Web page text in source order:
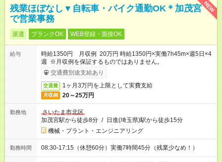
NEW
残業ほぼなし▼自転車・バイク通勤OK＊加茂宮
で営業事務
派遣 ブランクOK WEB登録・面接OK
給与
時給1350円 月収例 20万円 時給1350円×実働7h45m×週5日×4
週 ※月収例を保証するものではありません。
交通費別途支給あり
交通費 1ヶ月3万円を上限として実費支給
月収例 20～25万円
勤務地
さいたま市北区
加茂宮駅から徒歩8分 / 日進(埼玉県)駅から徒歩15分
機械・プラント・エンジニアリング
勤務時間 08:30-17:15（休憩60分）実働7時間45分（残業少なめ！）